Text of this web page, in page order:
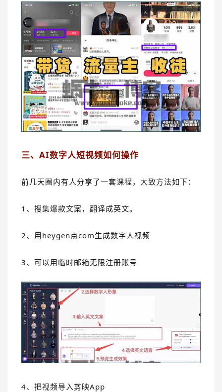
三、AI数字人短视频如何操作
前几天圈内有人分享了一套课程，大致方法如下：
1、搜集爆款文案，翻译成英文。
2、用heygen点com生成数字人视频
3、可以用临时邮箱无限注册账号
4、把视频导入剪映App